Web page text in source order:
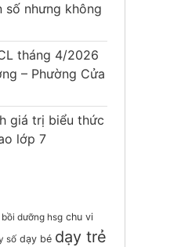
số nhưng không
tháng 4/2026
– Phường Cửa
giá trị biểu thức
lớp 7
bồi dưỡng hsg chu vi
số dạy bé dạy trẻ